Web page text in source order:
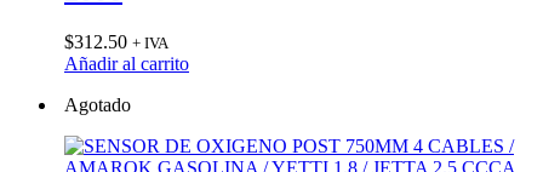
$312.50 + IVA
Añadir al carrito
Agotado